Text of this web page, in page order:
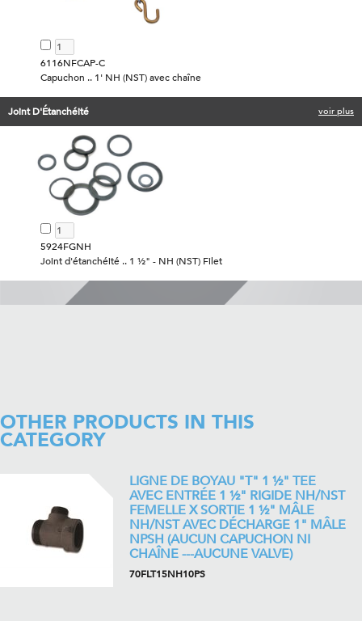
6116NFCAP-C
Capuchon .. 1' NH (NST) avec chaîne
Joint D'Étanchéité voir plus
5924FGNH
Joint d'étanchéité .. 1 ½" - NH (NST) Filet
OTHER PRODUCTS IN THIS
CATEGORY
LIGNE DE BOYAU "T" 1 ½" TEE
AVEC ENTRÉE 1 ½" RIGIDE NH/NST
FEMELLE X SORTIE 1 ½" MÂLE
NH/NST AVEC DÉCHARGE 1" MÂLE
NPSH (AUCUN CAPUCHON NI
CHAÎNE ---AUCUNE VALVE)
70FLT15NH10PS